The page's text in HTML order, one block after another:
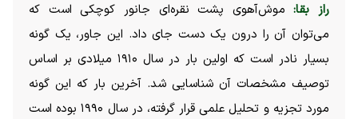
راز بقا: موش‌آهوی پشت نقره‌ای جانور کوچکی است که
می‌توان آن را درون یک دست جای داد. این جاور، یک گونه
بسیار نادر است که اولین بار در سال ۱۹۱۰ میلادی بر اساس
توصیف مشخصات آن شناسایی شد. آخرین بار که این گونه
مورد تجزیه و تحلیل علمی قرار گرفته، در سال ۱۹۹۰ بوده است